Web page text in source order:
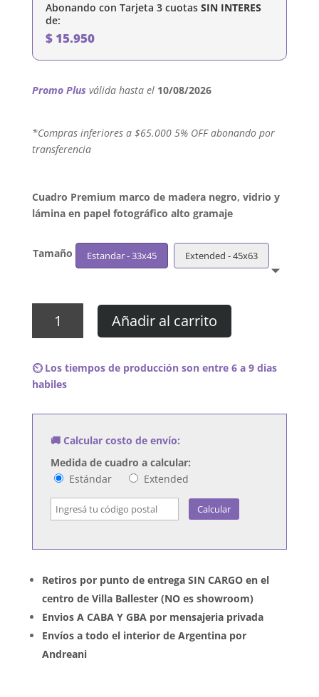
Abonando con Tarjeta 3 cuotas SIN INTERES
de:
$15.950
Promo Plus válida hasta el 10/08/2026
´*Compras inferiores a $65.000 5% OFF abonando por
transferencia
Cuadro Premium marco de madera negro, vidrio y
lámina en papel fotográfico alto gramaje
Tamaño Estandar - 33x45 Extended - 45x63
Silverstein
Discovering
The
Waterfront
Añadir al carrito
⏲️ Los tiempos de producción son entre 6 a 9 dias
habiles
🚚 Calcular costo de envío:
Medida de cuadro a calcular:
Estándar
Extended
Calcular
Retiros por punto de entrega SIN CARGO en el
centro de Villa Ballester (NO es showroom)
Envios A CABA Y GBA por mensajeria privada
Envíos a todo el interior de Argentina por
Andreani